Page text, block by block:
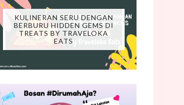
KULINERAN SERU DENGAN
BERBURU HIDDEN GEMS DI
TREATS BY TRAVELOKA
EATS